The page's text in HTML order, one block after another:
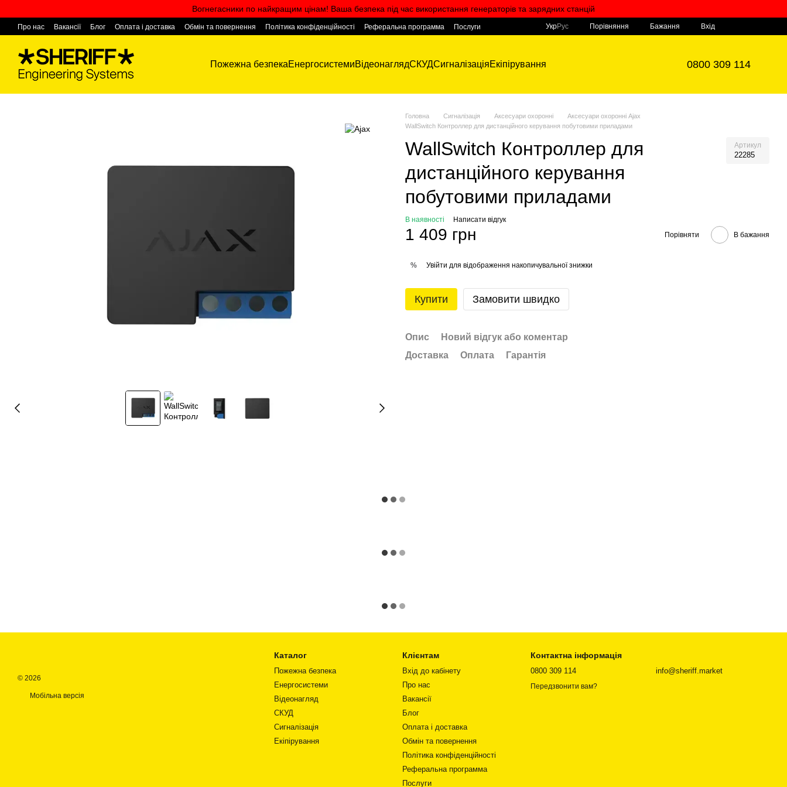
Вогнегасники по найкращим цінам! Ваша безпека під час використання генераторів та зарядних станцій
Про нас Вакансії Блог Оплата і доставка Обмін та повернення Політика конфіденційності Реферальна программа
Послуги
УкрРус Порівняння Бажання Вхід
Пожежна безпекаЕнергосистемиВідеонаглядСКУДСигналізаціяЕкіпірування 0800 309 114
Головна Сигналізація Аксесуари охоронні
Аксесуари охоронні Ajax
WallSwitch Контроллер для дистанційного керування побутовими приладами
WallSwitch Контроллер для
дистанційного керування
побутовими приладами
Артикул
22285
В наявності Написати відгук
1 409 грн Порівняти В бажання
% Увійти для відображення накопичувальної знижки
Купити Замовити швидко
Опис
Новий відгук або коментар
Доставка
Оплата Гарантія
© 2026
Мобільна версія
Каталог
Пожежна безпека
Енергосистеми
Відеонагляд
СКУД
Сигналізація
Екіпірування
Клієнтам
Вхід до кабінету
Про нас
Вакансії
Блог
Оплата і доставка
Обмін та повернення
Політика конфіденційності
Реферальна программа
Послуги
Контактна інформація
0800 309 114
Передзвонити вам?
info@sheriff.market